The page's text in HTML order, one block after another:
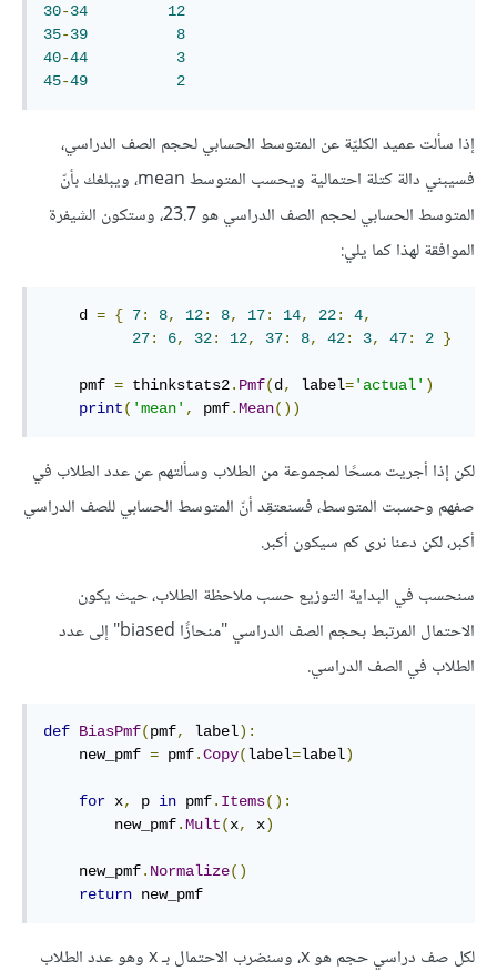
30-34
12
35-39
8
40-44
3
45-49 2
إذا سألت عميد الكليّة عن المتوسط الحسابي لحجم الصف الدراسي،
فسيبني دالة كتلة احتمالية ويحسب المتوسط mean، ويبلغك بأنّ
المتوسط الحسابي لحجم الصف الدراسي هو 23.7، وستكون الشيفرة
الموافقة لهذا كما يلي:
    d
= { 7: 8, 12: 8, 17: 14, 22: 4,
27: 6, 32: 12, 37: 8, 42: 3, 47: 2 }
    pmf
= thinkstats2. Pmf(d , label='actual' )
print( 'mean' , pmf.Mean())
لكن إذا أجريت مسحًا لمجموعة من الطلاب وسألتهم عن عدد الطلاب في
صفهم وحسبت المتوسط، فسنعتقِد أنّ المتوسط الحسابي للصف الدراسي
أكبر، لكن دعنا نرى كم سيكون أكبر.
سنحسب في البداية التوزيع حسب ملاحظة الطلاب، حيث يكون
الاحتمال المرتبط بحجم الصف الدراسي "منحازًا biased" إلى عدد
الطلاب في الصف الدراسي.
def BiasPmf(pmf, label):
    new_pmf
= pmf.Copy(label=label)
for x, p in pmf. Items():
        new_pmf
.Mult(x, x)
    new_pmf
. Normalize()
return new_pmf
لكل صف دراسي حجم هو x، وسنضرب الاحتمال بـ x وهو عدد الطلاب